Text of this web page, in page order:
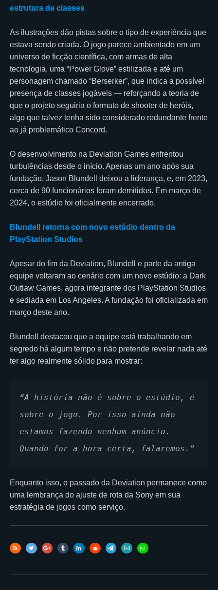
estrutura de classes
As ilustrações dão pistas sobre o tipo de experiência que
estava sendo criada. O jogo parece ambientado em um
universo de ficção científica, com armas de alta
tecnologia, uma “Power Glove” estilizada e até um
personagem chamado “Berserker”, que indica a possível
presença de classes jogáveis — reforçando a teoria de
que o projeto seguiria o formato de shooter de heróis,
algo que talvez tenha sido considerado redundante frente
ao já problemático Concord.
O desenvolvimento na Deviation Games enfrentou
turbulências desde o início. Apenas um ano após sua
fundação, Jason Blundell deixou a liderança, e, em 2023,
cerca de 90 funcionários foram demitidos. Em março de
2024, o estúdio foi oficialmente encerrado.
Blundell retorna com novo estúdio dentro da
PlayStation Studios
Apesar do fim da Deviation, Blundell e parte da antiga
equipe voltaram ao cenário com um novo estúdio: a Dark
Outlaw Games, agora integrante dos PlayStation Studios
e sediada em Los Angeles. A fundação foi oficializada em
março deste ano.
Blundell destacou que a equipe está trabalhando em
segredo há algum tempo e não pretende revelar nada até
ter algo realmente sólido para mostrar:
“A história não é sobre o estúdio, é
sobre o jogo. Por isso ainda não
estamos fazendo nenhum anúncio.
Quando for a hora certa, falaremos.”
Enquanto isso, o passado da Deviation permanece como
uma lembrança do ajuste de rota da Sony em sua
estratégia de jogos como serviço.